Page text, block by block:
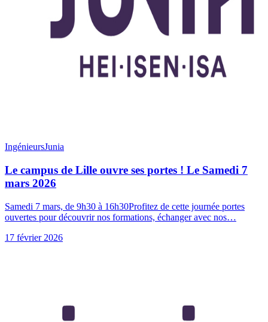
IngénieursJunia
Le campus de Lille ouvre ses portes ! Le Samedi 7
mars 2026
Samedi 7 mars, de 9h30 à 16h30Profitez de cette journée portes
ouvertes pour découvrir nos formations, échanger avec nos…
17 février 2026